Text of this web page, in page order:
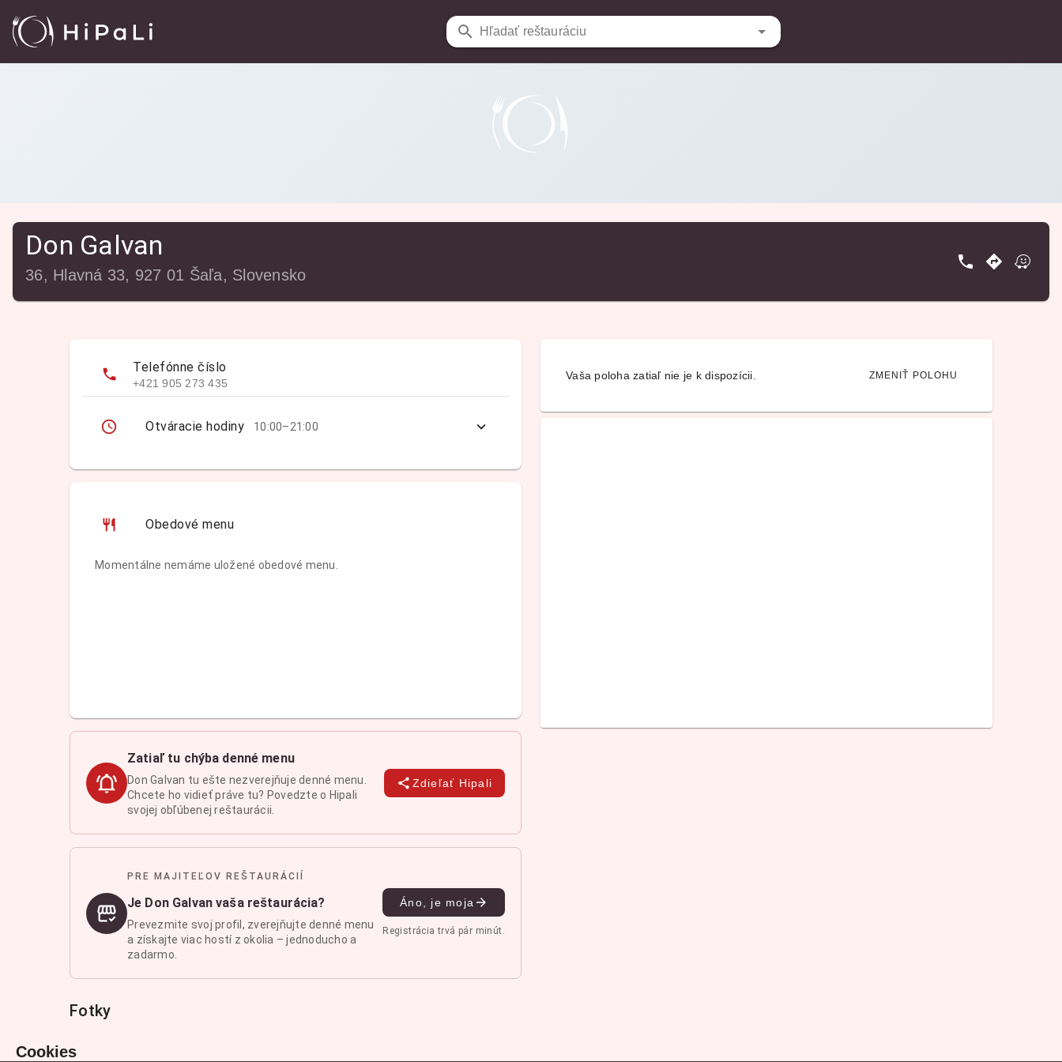
Hľadať reštauráciu
Reštaurácie Don Galvan
Don Galvan
36, Hlavná 33, 927 01 Šaľa, Slovensko
Telefónne číslo
+421 905 273 435
Otváracie hodiny 10:00–21:00
Obedové menu
Momentálne nemáme uložené obedové menu.
Zatiaľ tu chýba denné menu
Don Galvan tu ešte nezverejňuje denné menu.
Chcete ho vidieť práve tu? Povedzte o Hipali
svojej obľúbenej reštaurácii.
Zdieľať Hipali
PRE MAJITEĽOV REŠTAURÁCIÍ
Je Don Galvan vaša reštaurácia?
Prevezmite svoj profil, zverejňujte denné menu
a získajte viac hostí z okolia – jednoducho a
zadarmo.
Áno, je moja
Registrácia trvá pár minút.
Vaša poloha zatiaľ nie je k dispozícii. ZMENIŤ POLOHU
Fotky
Cookies